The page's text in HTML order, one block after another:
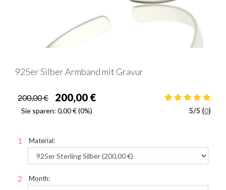
925er Silber Armband mit Gravur
200,00 € 200,00 €
Sie sparen: 0,00 €(0%) 5/5 (0)
Material:
Month: